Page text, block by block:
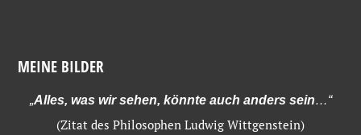
MEINE BILDER
„Alles, was wir sehen, könnte auch anders sein…“
(Zitat des Philosophen Ludwig Wittgenstein)